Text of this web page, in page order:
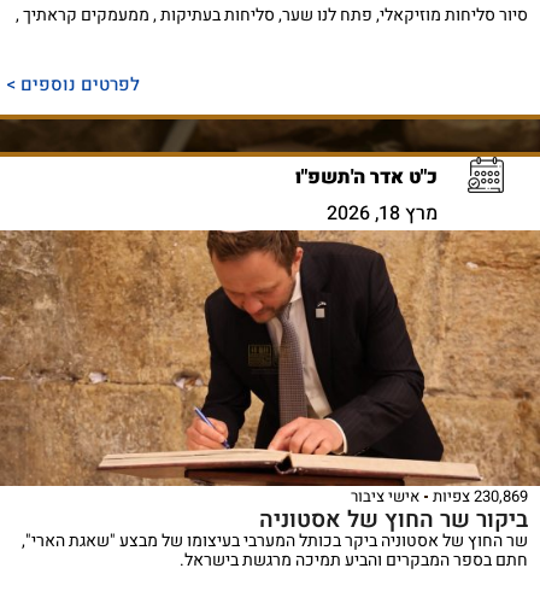
סיור סליחות מוזיקאלי, פתח לנו שער, סליחות בעתיקות , ממעמקים קראתיך ,
לפרטים נוספים >
כ"ט אדר ה'תשפ"ו
מרץ 18, 2026
230,869 צפיות אישי ציבור
ביקור שר החוץ של אסטוניה
שר החוץ של אסטוניה ביקר בכותל המערבי בעיצומו של מבצע "שאגת הארי",
חתם בספר המבקרים והביע תמיכה מרגשת בישראל.